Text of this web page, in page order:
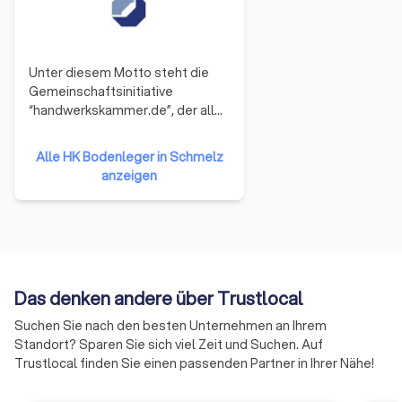
Altbelags und Zusatzarbeiten wie
Bodenleger
Bei der Auswahl sollten Sie mehrere Kriterien
✓ Qualifikation:Achten Sie auf
oder Herstellerzertifizierungen.
Unter diesem Motto steht die
Gemeinschaftsinitiative
“handwerkskammer.de”, der alle
angehören. Sie repräsentieren
damit das gesamte Handwerk in
der Bundesrepublik Deutschland.
Die Mitglieder haben sich darauf
der Handwerkskammern
effizienter und effektiver
werden.
Alle HK Bodenleger in Schmelz
anzeigen
Das denken andere über Trustlocal
Suchen Sie nach den besten Unternehmen an Ihrem
Standort? Sparen Sie sich viel Zeit und Suchen. Auf
Trustlocal finden Sie einen passenden Partner in Ihrer Nähe!